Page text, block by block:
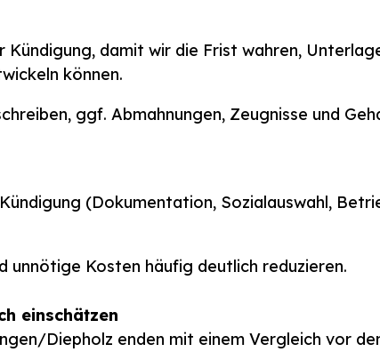
Kündigung, damit wir die Frist wahren,
können.
ggf. Abmahnungen, Zeugnisse und
(Dokumentation, Sozialauswahl,
unnötige Kosten häufig deutlich reduzieren.
einschätzen
Diepholz enden mit einem Vergleich vor